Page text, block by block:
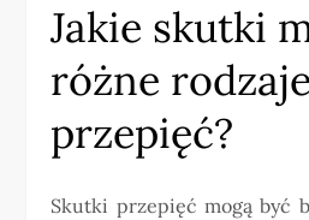
Jakie skutki
różne rodzaje
przepięć?
Skutki przepięć mogą być